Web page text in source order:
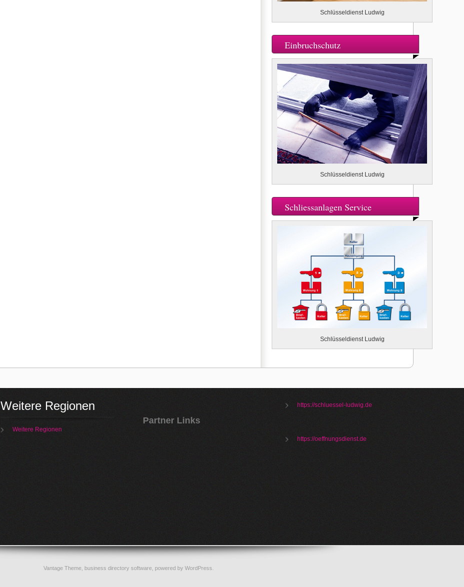
Schlüsseldienst Ludwig
Einbruchschutz
Schlüsseldienst Ludwig
Schliessanlagen Service
Schlüsseldienst Ludwig
Weitere Regionen
Weitere Regionen
Partner Links
https://schluessel-ludwig.de
https://oeffnungsdienst.de
Vantage Theme, business directory software, powered by WordPress